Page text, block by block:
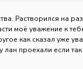
Растворился на
моё уважение к
как сказал уже
лан проехали если